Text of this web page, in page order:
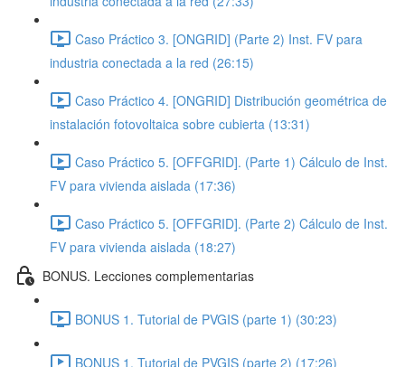
Caso Práctico 3. [ONGRID] (Parte 2) Inst. FV para
industria conectada a la red (26:15)
Caso Práctico 4. [ONGRID] Distribución geométrica de
instalación fotovoltaica sobre cubierta (13:31)
Caso Práctico 5. [OFFGRID]. (Parte 1) Cálculo de Inst.
FV para vivienda aislada (17:36)
Caso Práctico 5. [OFFGRID]. (Parte 2) Cálculo de Inst.
FV para vivienda aislada (18:27)
BONUS. Lecciones complementarias
BONUS 1. Tutorial de PVGIS (parte 1) (30:23)
BONUS 1. Tutorial de PVGIS (parte 2) (17:26)